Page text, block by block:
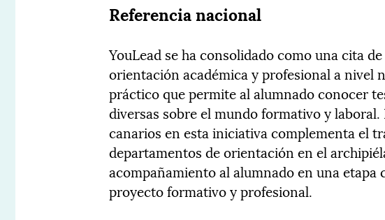
Referencia nacional
YouLead se ha consolidado como una cita
orientación académica y profesional a nivel
práctico que permite al alumnado conocer
diversas sobre el mundo formativo y
canarios en esta iniciativa complementa el
departamentos de orientación en el
acompañamiento al alumnado en una etapa
proyecto formativo y profesional.